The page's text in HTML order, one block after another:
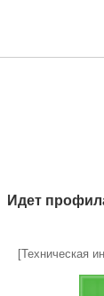
Идет
[Техническая